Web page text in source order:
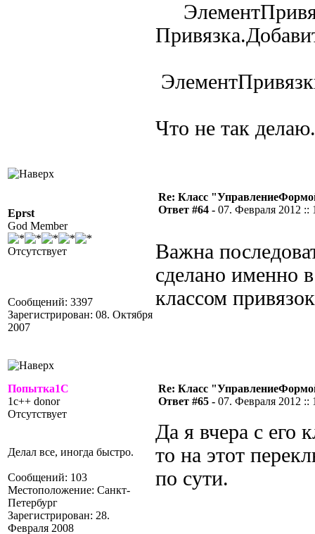
Что не так
Eprst
God Member
Отсутствует
Сообщений: 3397
Зарегистрирован: 08. Октября
2007
Re: Класс
Ответ #64 - 07. Февраля 2012 ::
Важна
сделано именно
классом
Попытка1С
1c++ donor
Отсутствует
Делал все, иногда быстро.
Сообщений: 103
Местоположение: Санкт-
Петербург
Зарегистрирован: 28.
Февраля 2008
Re: Класс
Ответ #65 - 07. Февраля 2012 ::
Да я вчера с его
то на этот
по сути.